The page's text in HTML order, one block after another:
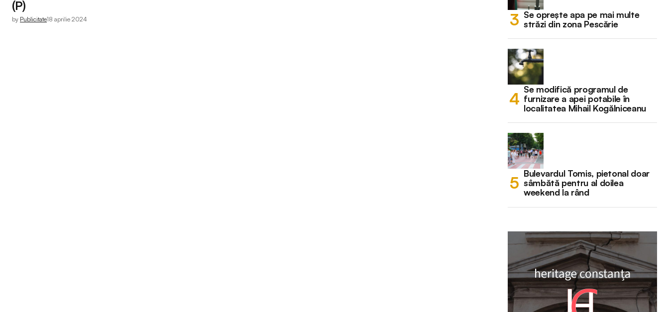
(P)
by Publicitate18 aprilie 2024
Se oprește apa pe mai multe
străzi din zona Pescărie
Se modifică programul de
furnizare a apei potabile în
localitatea Mihail Kogălniceanu
Bulevardul Tomis, pietonal doar
sâmbătă pentru al doilea
weekend la rând